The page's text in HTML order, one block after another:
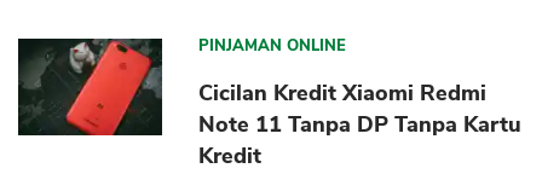
PINJAMAN ONLINE
Cicilan Kredit Xiaomi Redmi
Note 11 Tanpa DP Tanpa Kartu
Kredit